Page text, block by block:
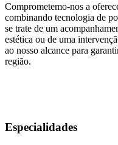
Comprometemo-nos a
combinando tecnologia de
se trate de um
estética ou de uma
ao nosso alcance para
região.
Especialidades